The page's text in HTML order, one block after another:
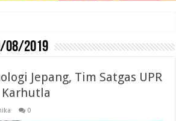
Siltap Serta Tunjangan Pemdes dan BPD di
08/2019
Jepang, Tim Satgas UPR
0